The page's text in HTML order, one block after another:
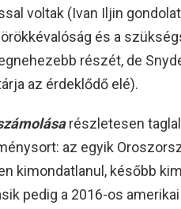
voltak (Ivan Iljin
és a
részét, de
az érdeklődő elé).
részletesen
az egyik
kimondatlanul, később
pedig a 2016-os